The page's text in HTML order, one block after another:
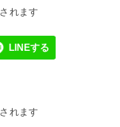
れます
LINEする
れます